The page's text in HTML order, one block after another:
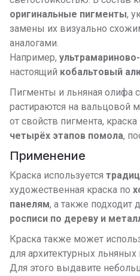
оригинальные пигменты,
замены их визуально
аналогами.
Например,
настоящий кобальтовый
Пигменты и льняная олифа
растираются на вальцовой
от свойств пигмента,
четырёх этапов помола,
Применение
Краска используется
художественная краска по
панелям, а также подходит
росписи по дереву и
Краска также может
для архитектурных льняных
Для этого выдавите